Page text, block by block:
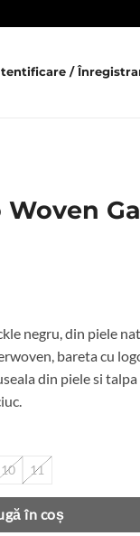
/
Woven
negru, din piele
bareta cu
din piele si
10 11
în coș